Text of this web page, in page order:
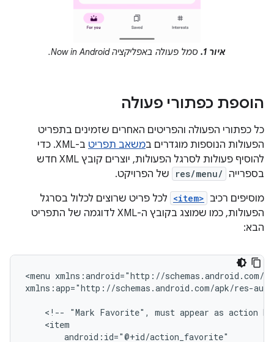
איור 1. סמל פעולה באפליקציה Now in Android.
הוספת כפתורי פעולה
כל כפתורי הפעולה והפריטים האחרים שזמינים בתפריט
הפעולות הנוספות מוגדרים במשאב תפריט
ב-XML. כדי
להוסיף פעולות לסרגל הפעולות, יוצרים קובץ XML חדש
בספרייה
res/menu/
של הפרויקט.
מוסיפים רכיב <item> לכל פריט שרוצים לכלול בסרגל
הפעולות, כמו שמוצג בקובץ ה-XML לדוגמה של התפריט
הבא:
<menu xmlns:android="http://schemas.android.com/
xmlns:app="http://schemas.android.com/apk/res-
<!-- "Mark Favorite", must appear as action